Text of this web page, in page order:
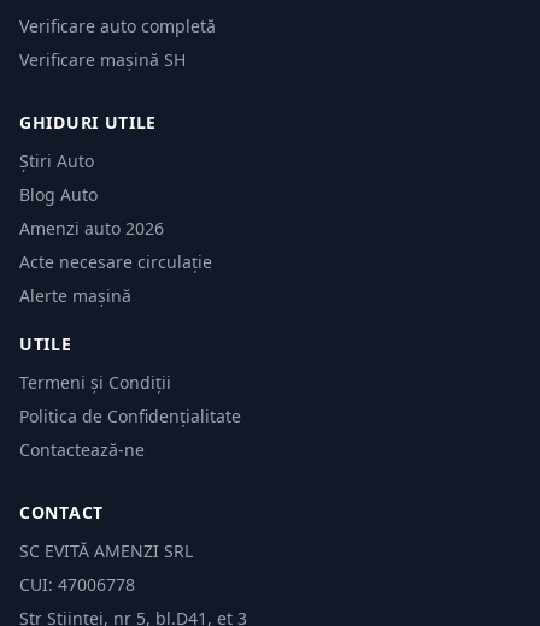
Verificare auto completă
Verificare mașină SH
GHIDURI UTILE
Știri Auto
Blog Auto
Amenzi auto 2026
Acte necesare circulație
Alerte mașină
UTILE
Termeni și Condiții
Politica de Confidențialitate
Contactează-ne
CONTACT
SC EVITĂ AMENZI SRL
CUI: 47006778
Str Științei, nr 5, bl.D41, et 3